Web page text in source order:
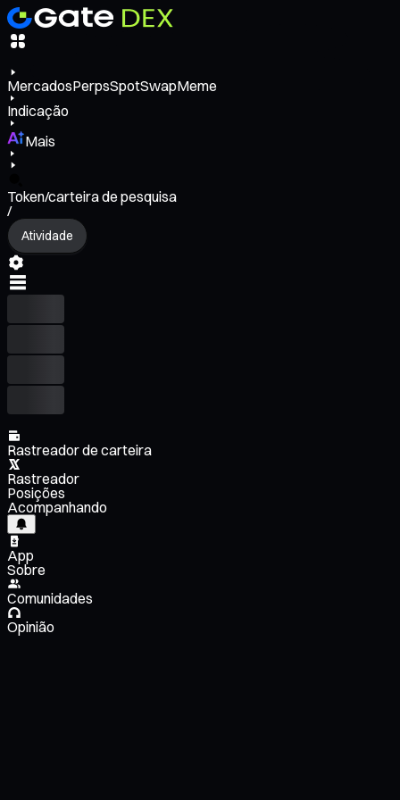
MercadosPerpsSpotSwapMeme
Indicação
Mais
Token/carteira de pesquisa
/
Atividade
Rastreador de carteira
Rastreador
Posições
Acompanhando
App
Sobre
Comunidades
Opinião